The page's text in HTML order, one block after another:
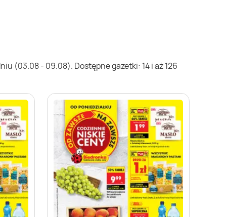
(03.08 - 09.08). Dostępne gazetki: 14 i aż 126